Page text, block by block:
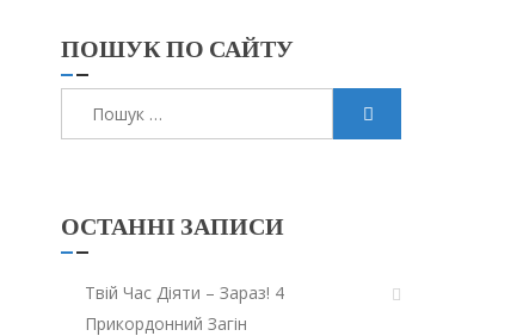
ПОШУК ПО САЙТУ
ОСТАННІ ЗАПИСИ
Твій Час Діяти – Зараз! 4
Прикордонний Загін